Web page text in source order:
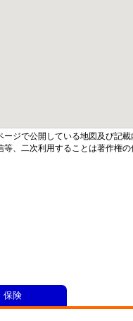
ージで公開している地図及び記
、二次利用することは著作権の
保険